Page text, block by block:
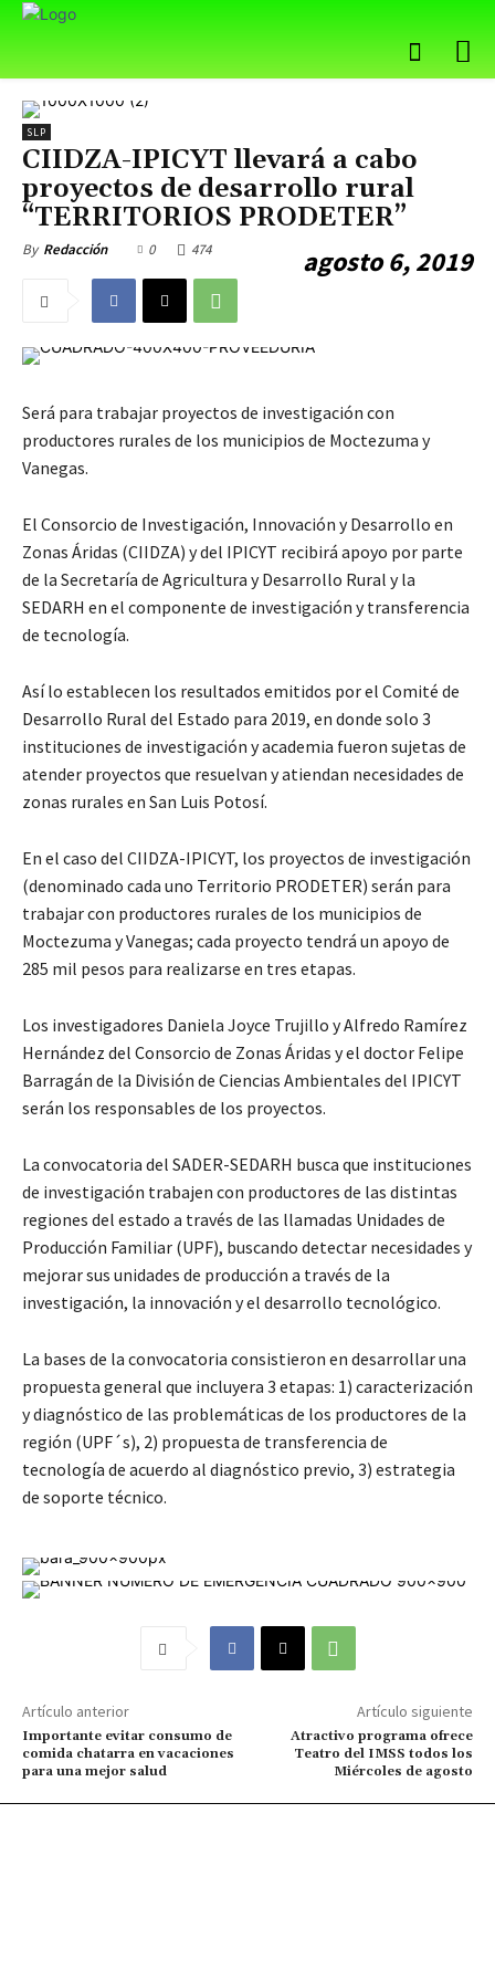
SLP
CIIDZA-IPICYT llevará a cabo
proyectos de desarrollo rural
“TERRITORIOS PRODETER”
By Redacción agosto 6, 2019
0 474
Será para trabajar proyectos de investigación con
productores rurales de los municipios de Moctezuma y
Vanegas.
El Consorcio de Investigación, Innovación y Desarrollo en
Zonas Áridas (CIIDZA) y del IPICYT recibirá apoyo por parte
de la Secretaría de Agricultura y Desarrollo Rural y la
SEDARH en el componente de investigación y transferencia
de tecnología.
Así lo establecen los resultados emitidos por el Comité de
Desarrollo Rural del Estado para 2019, en donde solo 3
instituciones de investigación y academia fueron sujetas de
atender proyectos que resuelvan y atiendan necesidades de
zonas rurales en San Luis Potosí.
En el caso del CIIDZA-IPICYT, los proyectos de investigación
(denominado cada uno Territorio PRODETER) serán para
trabajar con productores rurales de los municipios de
Moctezuma y Vanegas; cada proyecto tendrá un apoyo de
285 mil pesos para realizarse en tres etapas.
Los investigadores Daniela Joyce Trujillo y Alfredo Ramírez
Hernández del Consorcio de Zonas Áridas y el doctor Felipe
Barragán de la División de Ciencias Ambientales del IPICYT
serán los responsables de los proyectos.
La convocatoria del SADER-SEDARH busca que instituciones
de investigación trabajen con productores de las distintas
regiones del estado a través de las llamadas Unidades de
Producción Familiar (UPF), buscando detectar necesidades y
mejorar sus unidades de producción a través de la
investigación, la innovación y el desarrollo tecnológico.
La bases de la convocatoria consistieron en desarrollar una
propuesta general que incluyera 3 etapas: 1) caracterización
y diagnóstico de las problemáticas de los productores de la
región (UPF´s), 2) propuesta de transferencia de
tecnología de acuerdo al diagnóstico previo, 3) estrategia
de soporte técnico.
Artículo anterior
Importante evitar consumo de
comida chatarra en vacaciones
para una mejor salud
Artículo siguiente
Atractivo programa ofrece
Teatro del IMSS todos los
Miércoles de agosto